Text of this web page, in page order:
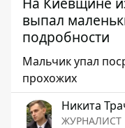
выпал
подробности
Мальчик упал
прохожих
Никита
ЖУРНАЛИСТ